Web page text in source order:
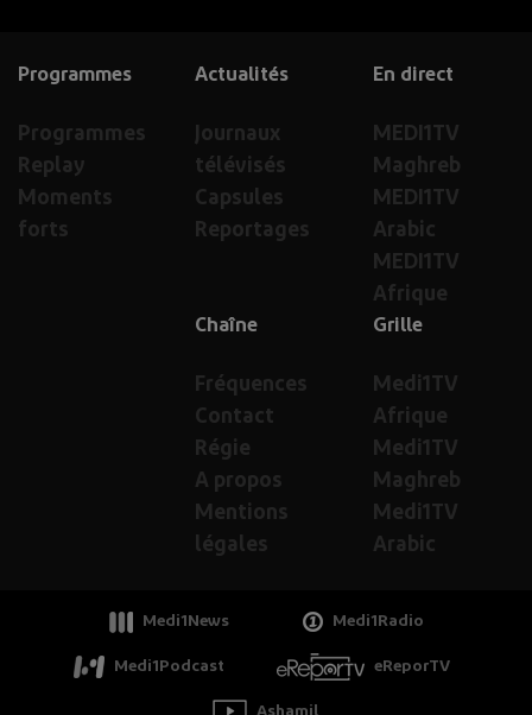
En direct
MEDI1TV
Maghreb
MEDI1TV
Arabic
MEDI1TV
Afrique
Actualités
Journaux
télévisés
Capsules
Reportages
Programmes
Programmes
Replay
Moments
forts
Grille
Medi1TV
Afrique
Medi1TV
Maghreb
Medi1TV
Arabic
Chaîne
Fréquences
Contact
Régie
A propos
Mentions
légales
Medi1News Medi1Radio
Medi1Podcast eReporTV